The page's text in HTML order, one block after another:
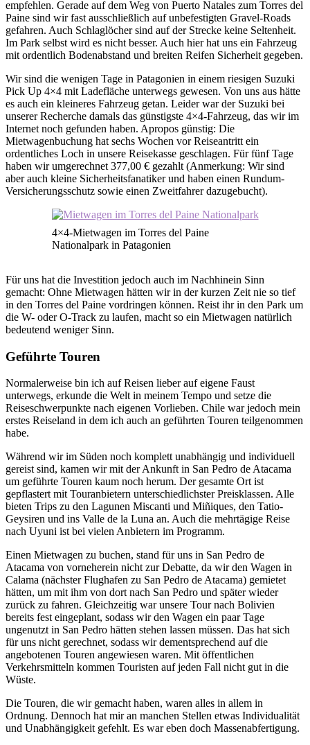
empfehlen. Gerade auf dem Weg von Puerto Natales zum Torres del
Paine sind wir fast ausschließlich auf unbefestigten Gravel-Roads
gefahren. Auch Schlaglöcher sind auf der Strecke keine Seltenheit.
Im Park selbst wird es nicht besser. Auch hier hat uns ein Fahrzeug
mit ordentlich Bodenabstand und breiten Reifen Sicherheit gegeben.
Wir sind die wenigen Tage in Patagonien in einem riesigen Suzuki
Pick Up 4×4 mit Ladefläche unterwegs gewesen. Von uns aus hätte
es auch ein kleineres Fahrzeug getan. Leider war der Suzuki bei
unserer Recherche damals das günstigste 4×4-Fahrzeug, das wir im
Internet noch gefunden haben. Apropos günstig: Die
Mietwagenbuchung hat sechs Wochen vor Reiseantritt ein
ordentliches Loch in unsere Reisekasse geschlagen. Für fünf Tage
haben wir umgerechnet 377,00 € gezahlt (Anmerkung: Wir sind
aber auch kleine Sicherheitsfanatiker und haben einen Rundum-
Versicherungsschutz sowie einen Zweitfahrer dazugebucht).
4×4-Mietwagen im Torres del Paine
Nationalpark in Patagonien
Für uns hat die Investition jedoch auch im Nachhinein Sinn
gemacht: Ohne Mietwagen hätten wir in der kurzen Zeit nie so tief
in den Torres del Paine vordringen können. Reist ihr in den Park um
die W- oder O-Track zu laufen, macht so ein Mietwagen natürlich
bedeutend weniger Sinn.
Geführte Touren
Normalerweise bin ich auf Reisen lieber auf eigene Faust
unterwegs, erkunde die Welt in meinem Tempo und setze die
Reiseschwerpunkte nach eigenen Vorlieben. Chile war jedoch mein
erstes Reiseland in dem ich auch an geführten Touren teilgenommen
habe.
Während wir im Süden noch komplett unabhängig und individuell
gereist sind, kamen wir mit der Ankunft in San Pedro de Atacama
um geführte Touren kaum noch herum. Der gesamte Ort ist
gepflastert mit Touranbietern unterschiedlichster Preisklassen. Alle
bieten Trips zu den Lagunen Miscanti und Miñiques, den Tatio-
Geysiren und ins Valle de la Luna an. Auch die mehrtägige Reise
nach Uyuni ist bei vielen Anbietern im Programm.
Einen Mietwagen zu buchen, stand für uns in San Pedro de
Atacama von vorneherein nicht zur Debatte, da wir den Wagen in
Calama (nächster Flughafen zu San Pedro de Atacama) gemietet
hätten, um mit ihm von dort nach San Pedro und später wieder
zurück zu fahren. Gleichzeitig war unsere Tour nach Bolivien
bereits fest eingeplant, sodass wir den Wagen ein paar Tage
ungenutzt in San Pedro hätten stehen lassen müssen. Das hat sich
für uns nicht gerechnet, sodass wir dementsprechend auf die
angebotenen Touren angewiesen waren. Mit öffentlichen
Verkehrsmitteln kommen Touristen auf jeden Fall nicht gut in die
Wüste.
Die Touren, die wir gemacht haben, waren alles in allem in
Ordnung. Dennoch hat mir an manchen Stellen etwas Individualität
und Unabhängigkeit gefehlt. Es war eben doch Massenabfertigung.